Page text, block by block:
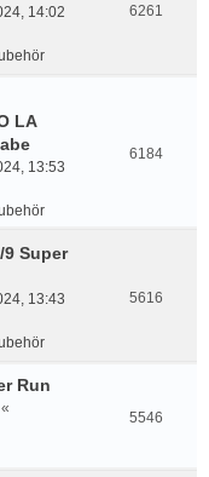
14:02
6261
LA
13:53
6184
9 Super
13:43
5616
Run
«
5546